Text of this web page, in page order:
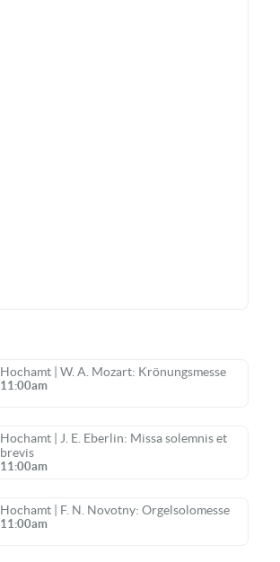
Hochamt | W. A. Mozart: Krönungsmesse
11:00am
Hochamt | J. E. Eberlin: Missa solemnis et
brevis
11:00am
Hochamt | F. N. Novotny: Orgelsolomesse
11:00am